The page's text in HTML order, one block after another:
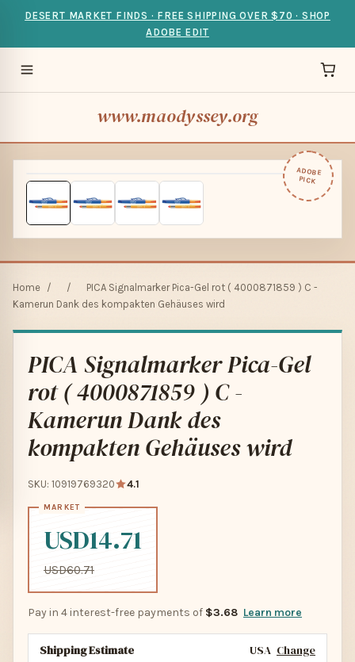
DESERT MARKET FINDS · FREE SHIPPING OVER $70 · SHOP
ADOBE EDIT
www.maodyssey.org
ADOBE
PICK
Home / /
PICA Signalmarker Pica-Gel rot ( 4000871859 ) C -
Kamerun Dank des kompakten Gehäuses wird
PICA Signalmarker Pica-Gel
rot ( 4000871859 ) C -
Kamerun Dank des
kompakten Gehäuses wird
SKU: 10919769320 4.1
USD14.71
USD60.71
Pay in 4 interest-free payments of $3.68 Learn more
Shipping Estimate USA Change